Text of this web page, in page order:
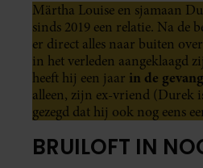
Märtha Louise en sjamaan
sinds 2019 een relatie. Na de
er direct alles naar buiten
in het verleden aangeklaagd
heeft hij een jaar in de
alleen, zijn ex-vriend (Durek
gezegd dat hij ook nog eens
BRUILOFT IN